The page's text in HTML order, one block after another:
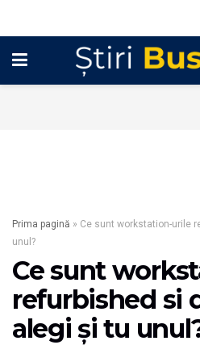
Prima pagină » Ce sunt workstation-urile
unul?
Ce sunt
refurbished si
alegi și tu